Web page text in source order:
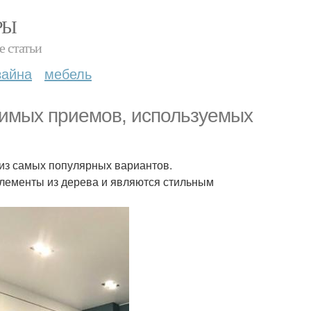
статьи
мебель
приемов, используемых
самых популярных вариантов.
из дерева и являются стильным